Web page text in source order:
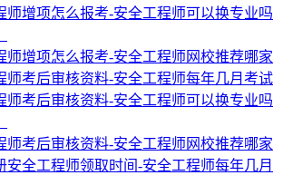
师增项怎么报考-安全工程师可以换专业吗
师增项怎么报考-安全工程师网校推荐哪家
师考后审核资料-安全工程师每年几月考试
师考后审核资料-安全工程师可以换专业吗
师考后审核资料-安全工程师网校推荐哪家
安全工程师领取时间-安全工程师每年几月